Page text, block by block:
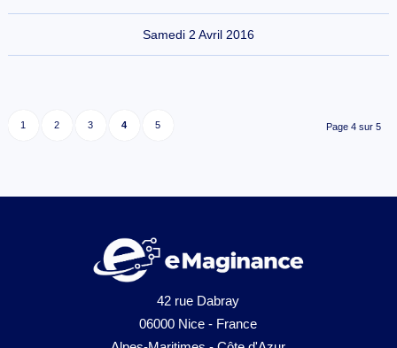
Samedi 2 Avril 2016
Page 4 sur 5
1 2 3 4 5
42 rue Dabray
06000 Nice - France